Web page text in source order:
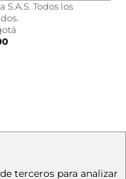
Todos los
terceros para analizar